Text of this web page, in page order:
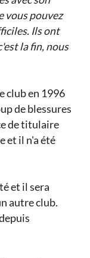
vous pouvez
Ils ont
la fin, nous
club en 1996
de blessures
de titulaire
et il n'a été
et il sera
autre club.